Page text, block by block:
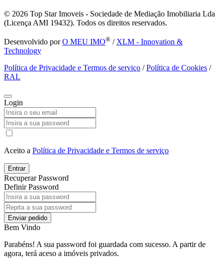
© 2026 Top Star Imoveis - Sociedade de Mediação Imobiliaria Lda
(Licença AMI 19432). Todos os direitos reservados.
Desenvolvido porO MEU IMO® / XLM - Innovation &
Technology
Política de Privacidade e Termos de serviço /Política de Cookies /
RAL
Login
Aceito a Política de Privacidade e Termos de serviço
Entrar
Recuperar Password
Definir Password
Enviar pedido
Bem Vindo
Parabéns! A sua password foi guardada com sucesso. A partir de
agora, terá aceso a imóveis privados.